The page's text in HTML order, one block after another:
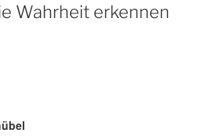
Wahrheit erkennen